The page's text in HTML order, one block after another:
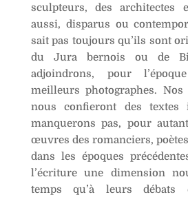
sculpteurs, des architectes
aussi, disparus ou
sait pas toujours qu’ils sont
du Jura bernois ou de
adjoindrons, pour
meilleurs photographes.
nous confieront des textes
manquerons pas, pour
œuvres des romanciers,
dans les époques
l’écriture une dimension
temps qu’à leurs débats